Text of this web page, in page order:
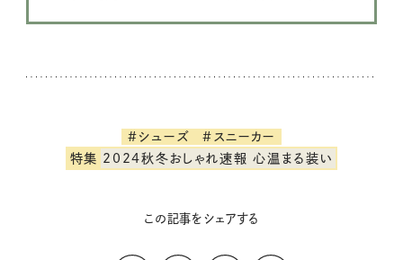
#シューズ
#スニーカー
特集 2024秋冬おしゃれ速報 心温まる装い
この記事をシェアする